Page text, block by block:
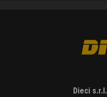
Dieci